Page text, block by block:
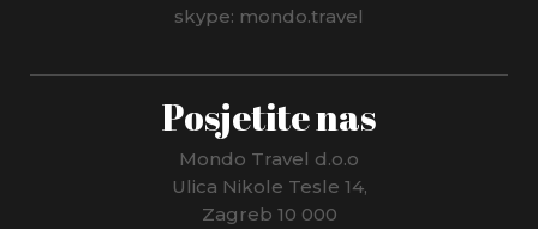
skype: mondo.travel
Posjetite nas
Mondo Travel d.o.o
Ulica Nikole Tesle 14,
Zagreb 10 000